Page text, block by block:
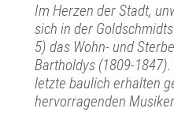
Im Herzen der Stadt,
sich in der
5) das Wohn- und
Bartholdys (1809-
letzte baulich erhalten
hervorragenden